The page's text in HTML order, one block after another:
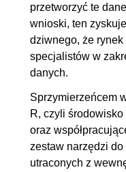
3.3. Filtrowanie danych
3.4. Sortowanie
3.5. Łączenie danych
3.6. Pakiet dplyr
3.7. Brakujące
4. Analiza danych
statystyczne
4.1. Zmienna
przetworzyć te
wnioski, ten
dziwnego, że rynek
specjalistów w
danych.
Sprzymierzeńcem
R, czyli
oraz
zestaw narzędzi
utraconych z